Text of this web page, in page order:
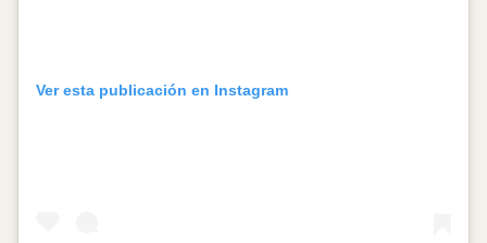
Ver esta publicación en Instagram